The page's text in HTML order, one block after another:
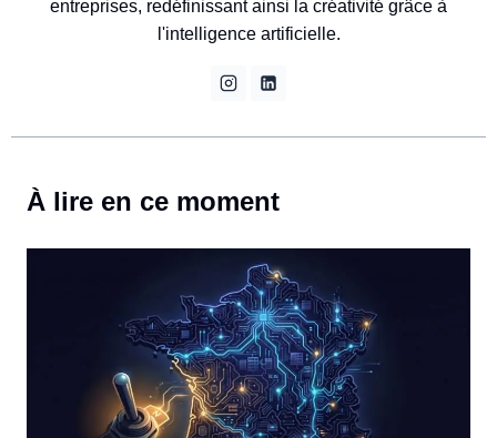
entreprises, redéfinissant ainsi la créativité grâce à
l'intelligence artificielle.
À lire en ce moment